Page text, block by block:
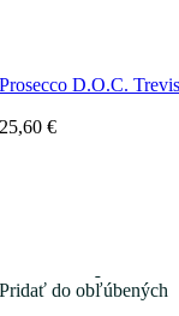
Prosecco D.O.C.
25,60€
Pridať do obľúbených